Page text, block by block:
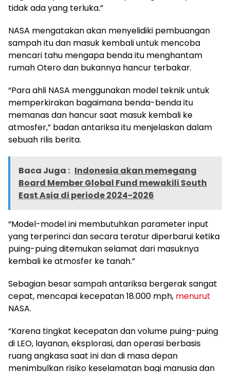
tidak ada yang terluka.”
NASA mengatakan akan menyelidiki pembuangan
sampah itu dan masuk kembali untuk mencoba
mencari tahu mengapa benda itu menghantam
rumah Otero dan bukannya hancur terbakar.
“Para ahli NASA menggunakan model teknik untuk
memperkirakan bagaimana benda-benda itu
memanas dan hancur saat masuk kembali ke
atmosfer,” badan antariksa itu menjelaskan dalam
sebuah rilis berita.
Baca Juga : Indonesia akan memegang
Board Member Global Fund mewakili South
East Asia di periode 2024-2026
“Model-model ini membutuhkan parameter input
yang terperinci dan secara teratur diperbarui ketika
puing-puing ditemukan selamat dari masuknya
kembali ke atmosfer ke tanah.”
Sebagian besar sampah antariksa bergerak sangat
cepat, mencapai kecepatan 18.000 mph, menurut
NASA.
“Karena tingkat kecepatan dan volume puing-puing
di LEO, layanan, eksplorasi, dan operasi berbasis
ruang angkasa saat ini dan di masa depan
menimbulkan risiko keselamatan bagi manusia dan